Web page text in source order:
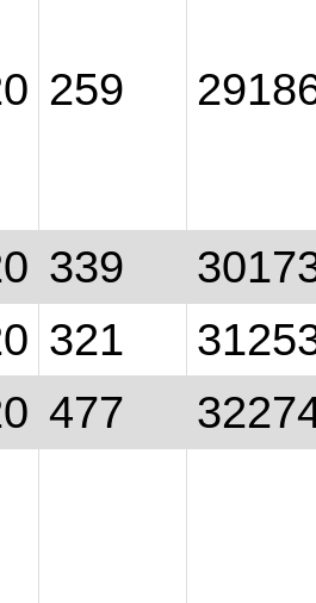
259
339
321
477